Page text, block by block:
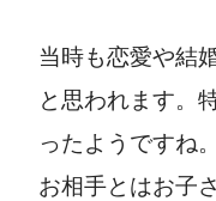
当時も恋愛や結
と思われます。
ったようですね
お相手とはお子